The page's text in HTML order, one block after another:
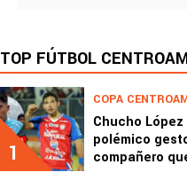
TOP FÚTBOL
1
COPA
Chucho
polémico
compañero